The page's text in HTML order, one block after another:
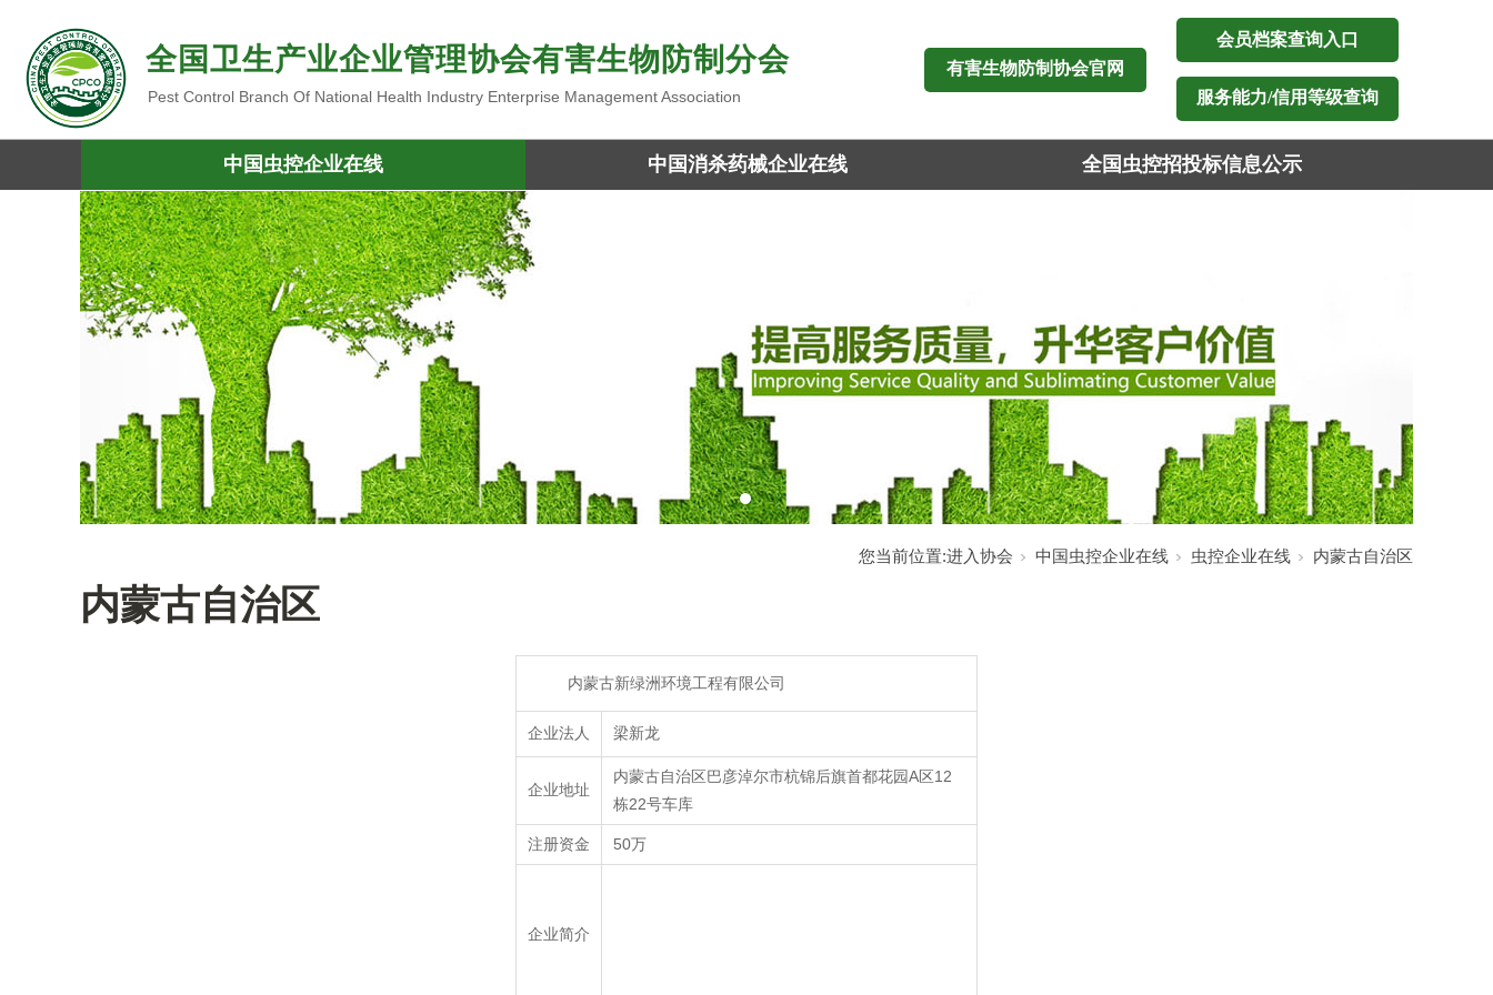
全国卫生产业企业管理协会有害生物防制分会 有害生物防制协会官网
Pest Control Branch Of National Health Industry Enterprise Management Association 服务能力/信用等级查询
会员档案查询入口
中国虫控企业在线 中国消杀药械企业在线 全国虫控招投标信息公示
您当前位置:进入协会 中国虫控企业在线 虫控企业在线 内蒙古自治区
内蒙古自治区
内蒙古新绿洲环境工程有限公司
企业法人 梁新龙
企业地址
内蒙古自治区巴彦淖尔市杭锦后旗首都花园A区12
栋22号车库
注册资金 50万
企业简介